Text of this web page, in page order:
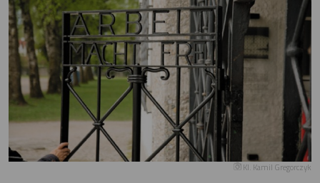
Kl. Kamil Gregorczyk